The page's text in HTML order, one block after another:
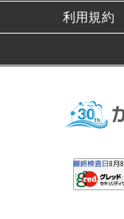
利用規約